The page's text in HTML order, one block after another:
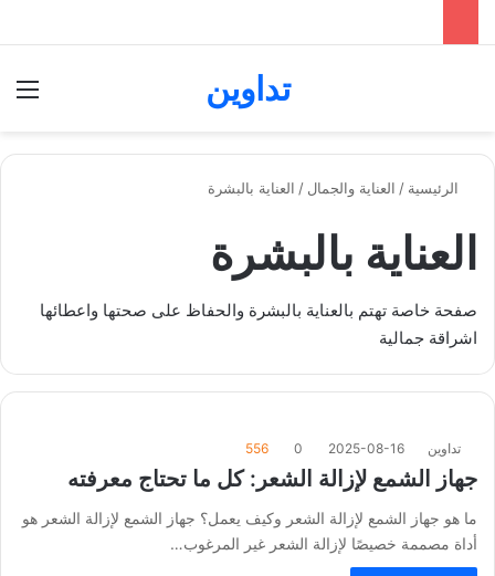
تداوين
الرئيسية / العناية والجمال / العناية بالبشرة
العناية بالبشرة
صفحة خاصة تهتم بالعناية بالبشرة والحفاظ على صحتها واعطائها
اشراقة جمالية
تداوين 2025-08-16
0
556
جهاز الشمع لإزالة الشعر: كل ما تحتاج معرفته
ما هو جهاز الشمع لإزالة الشعر وكيف يعمل؟ جهاز الشمع لإزالة الشعر هو
أداة مصممة خصيصًا لإزالة الشعر غير المرغوب…